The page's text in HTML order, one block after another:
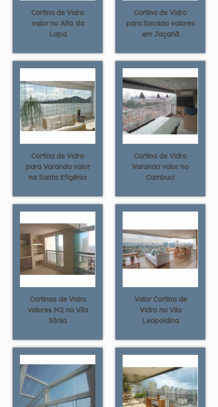
Cortina de Vidro
valor no Alto da
Lapa
Cortina de Vidro
para Sacada valores
em Jaçanã
Cortina de Vidro
para Varanda valor
na Santa Efigênia
Cortina de Vidro
Varanda valor no
Cambuci
Cortinas de Vidro
valores M2 na Vila
Sônia
Valor Cortina de
Vidro na Vila
Leopoldina